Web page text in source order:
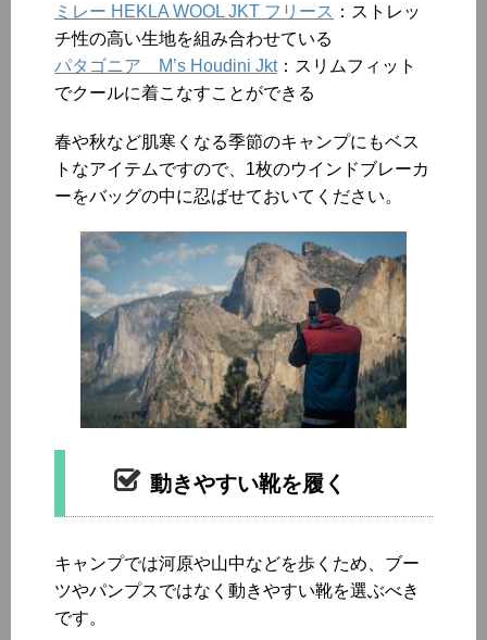
ミレー HEKLA WOOL JKT フリース ：ストレッ
チ性の高い生地を組み合わせている
パタゴニア M’s Houdini Jkt：スリムフィット
でクールに着こなすことができる
春や秋など肌寒くなる季節のキャンプにもベス
トなアイテムですので、1枚のウインドブレーカ
ーをバッグの中に忍ばせておいてください。
動きやすい靴を履く
キャンプでは河原や山中などを歩くため、ブー
ツやパンプスではなく動きやすい靴を選ぶべき
です。